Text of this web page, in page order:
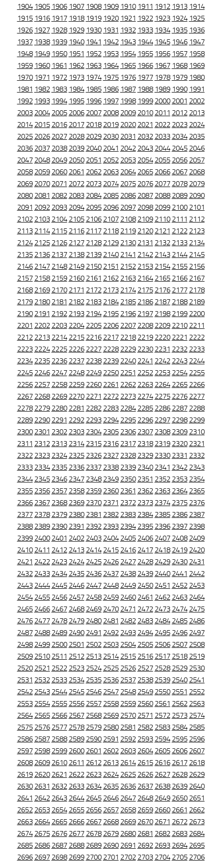
1904 1905 1906 1907 1908 1909 1910 1911 1912 1913 1914
1915 1916 1917 1918 1919 1920 1921 1922 1923 1924 1925
1926 1927 1928 1929 1930 1931 1932 1933 1934 1935 1936
1937 1938 1939 1940 1941 1942 1943 1944 1945 1946 1947
1948 1949 1950 1951 1952 1953 1954 1955 1956 1957 1958
1959 1960 1961 1962 1963 1964 1965 1966 1967 1968 1969
1970 1971 1972 1973 1974 1975 1976 1977 1978 1979 1980
1981 1982 1983 1984 1985 1986 1987 1988 1989 1990 1991
1992 1993 1994 1995 1996 1997 1998 1999 2000 2001 2002
2003 2004 2005 2006 2007 2008 2009 2010 2011 2012 2013
2014 2015 2016 2017 2018 2019 2020 2021 2022 2023 2024
2025 2026 2027 2028 2029 2030 2031 2032 2033 2034 2035
2036 2037 2038 2039 2040 2041 2042 2043 2044 2045 2046
2047 2048 2049 2050 2051 2052 2053 2054 2055 2056 2057
2058 2059 2060 2061 2062 2063 2064 2065 2066 2067 2068
2069 2070 2071 2072 2073 2074 2075 2076 2077 2078 2079
2080 2081 2082 2083 2084 2085 2086 2087 2088 2089 2090
2091 2092 2093 2094 2095 2096 2097 2098 2099 2100 2101
2102 2103 2104 2105 2106 2107 2108 2109 2110 2111 2112
2113 2114 2115 2116 2117 2118 2119 2120 2121 2122 2123
2124 2125 2126 2127 2128 2129 2130 2131 2132 2133 2134
2135 2136 2137 2138 2139 2140 2141 2142 2143 2144 2145
2146 2147 2148 2149 2150 2151 2152 2153 2154 2155 2156
2157 2158 2159 2160 2161 2162 2163 2164 2165 2166 2167
2168 2169 2170 2171 2172 2173 2174 2175 2176 2177 2178
2179 2180 2181 2182 2183 2184 2185 2186 2187 2188 2189
2190 2191 2192 2193 2194 2195 2196 2197 2198 2199 2200
2201 2202 2203 2204 2205 2206 2207 2208 2209 2210 2211
2212 2213 2214 2215 2216 2217 2218 2219 2220 2221 2222
2223 2224 2225 2226 2227 2228 2229 2230 2231 2232 2233
2234 2235 2236 2237 2238 2239 2240 2241 2242 2243 2244
2245 2246 2247 2248 2249 2250 2251 2252 2253 2254 2255
2256 2257 2258 2259 2260 2261 2262 2263 2264 2265 2266
2267 2268 2269 2270 2271 2272 2273 2274 2275 2276 2277
2278 2279 2280 2281 2282 2283 2284 2285 2286 2287 2288
2289 2290 2291 2292 2293 2294 2295 2296 2297 2298 2299
2300 2301 2302 2303 2304 2305 2306 2307 2308 2309 2310
2311 2312 2313 2314 2315 2316 2317 2318 2319 2320 2321
2322 2323 2324 2325 2326 2327 2328 2329 2330 2331 2332
2333 2334 2335 2336 2337 2338 2339 2340 2341 2342 2343
2344 2345 2346 2347 2348 2349 2350 2351 2352 2353 2354
2355 2356 2357 2358 2359 2360 2361 2362 2363 2364 2365
2366 2367 2368 2369 2370 2371 2372 2373 2374 2375 2376
2377 2378 2379 2380 2381 2382 2383 2384 2385 2386 2387
2388 2389 2390 2391 2392 2393 2394 2395 2396 2397 2398
2399 2400 2401 2402 2403 2404 2405 2406 2407 2408 2409
2410 2411 2412 2413 2414 2415 2416 2417 2418 2419 2420
2421 2422 2423 2424 2425 2426 2427 2428 2429 2430 2431
2432 2433 2434 2435 2436 2437 2438 2439 2440 2441 2442
2443 2444 2445 2446 2447 2448 2449 2450 2451 2452 2453
2454 2455 2456 2457 2458 2459 2460 2461 2462 2463 2464
2465 2466 2467 2468 2469 2470 2471 2472 2473 2474 2475
2476 2477 2478 2479 2480 2481 2482 2483 2484 2485 2486
2487 2488 2489 2490 2491 2492 2493 2494 2495 2496 2497
2498 2499 2500 2501 2502 2503 2504 2505 2506 2507 2508
2509 2510 2511 2512 2513 2514 2515 2516 2517 2518 2519
2520 2521 2522 2523 2524 2525 2526 2527 2528 2529 2530
2531 2532 2533 2534 2535 2536 2537 2538 2539 2540 2541
2542 2543 2544 2545 2546 2547 2548 2549 2550 2551 2552
2553 2554 2555 2556 2557 2558 2559 2560 2561 2562 2563
2564 2565 2566 2567 2568 2569 2570 2571 2572 2573 2574
2575 2576 2577 2578 2579 2580 2581 2582 2583 2584 2585
2586 2587 2588 2589 2590 2591 2592 2593 2594 2595 2596
2597 2598 2599 2600 2601 2602 2603 2604 2605 2606 2607
2608 2609 2610 2611 2612 2613 2614 2615 2616 2617 2618
2619 2620 2621 2622 2623 2624 2625 2626 2627 2628 2629
2630 2631 2632 2633 2634 2635 2636 2637 2638 2639 2640
2641 2642 2643 2644 2645 2646 2647 2648 2649 2650 2651
2652 2653 2654 2655 2656 2657 2658 2659 2660 2661 2662
2663 2664 2665 2666 2667 2668 2669 2670 2671 2672 2673
2674 2675 2676 2677 2678 2679 2680 2681 2682 2683 2684
2685 2686 2687 2688 2689 2690 2691 2692 2693 2694 2695
2696 2697 2698 2699 2700 2701 2702 2703 2704 2705 2706